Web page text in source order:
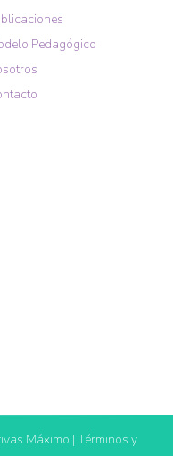
Pedagógico
Máximo | Términos y